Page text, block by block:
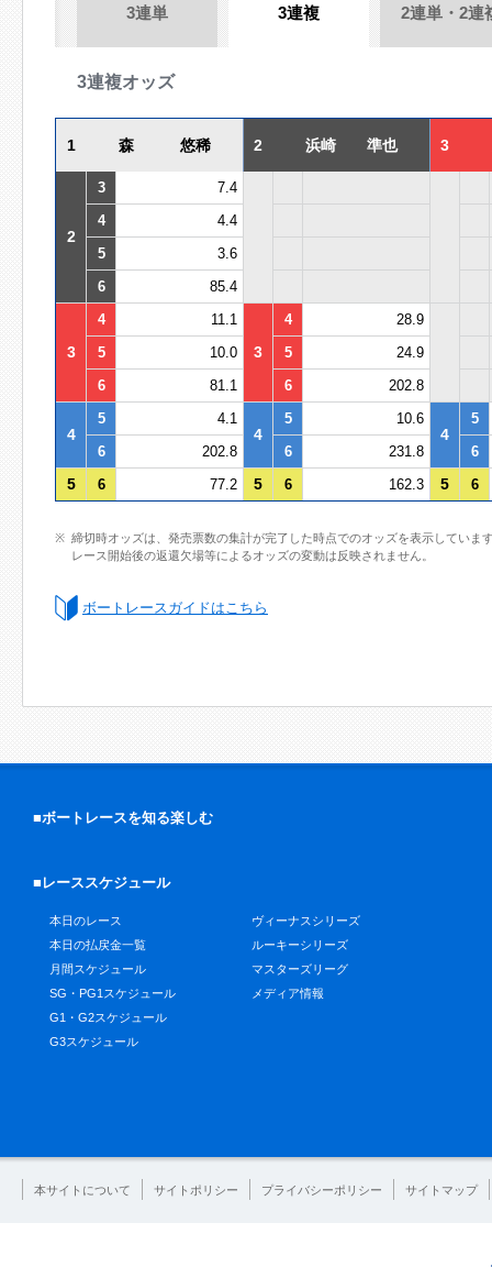
3連単 3連複 2連単・2連
3連複オッズ
1 森 悠稀 2 浜崎 準也 3
2
3
7.4
4
4.4
5
3.6
6
85.4
3
4 11.1
3
4
28.9
5
10.0 5
24.9
6
81.1 6 202.8
4
5 4.1
4
5 10.6
4
5
6
202.8 6 231.8 6
5 6 77.2 5 6 162.3 5 6
締切時オッズは、発売票数の集計が完了した時点でのオッズを表示していま
レース開始後の返還欠場等によるオッズの変動は反映されません。
ボートレースガイドはこちら
■ボートレースを知る楽しむ
■レーススケジュール
本日のレース
本日の払戻金一覧
月間スケジュール
SG・PG1スケジュール
G1・G2スケジュール
G3スケジュール
ヴィーナスシリーズ
ルーキーシリーズ
マスターズリーグ
メディア情報
本サイトについて サイトポリシー プライバシーポリシー サイトマップ